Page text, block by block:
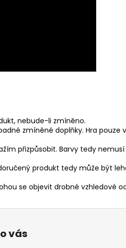
nebude-li zmíněno.
zmíněné doplňky. Hra pouze
přizpůsobit. Barvy tedy
produkt tedy může být
se objevit drobné vzhledové
vás